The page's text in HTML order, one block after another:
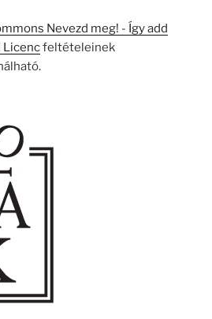
Nevezd meg! - Így add
Licencfeltételeinek